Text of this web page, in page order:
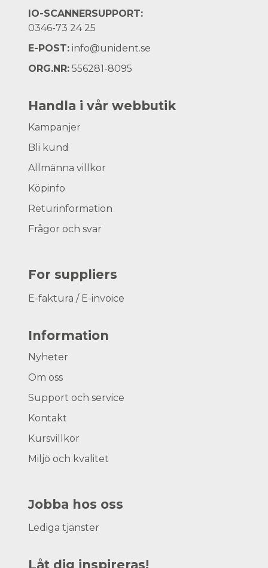
IO-SCANNERSUPPORT:
0346-73 24 25
E-POST: info@unident.se
ORG.NR: 556281-8095
Handla i vår webbutik
Kampanjer
Bli kund
Allmänna villkor
Köpinfo
Returinformation
Frågor och svar
For suppliers
E-faktura / E-invoice
Information
Nyheter
Om oss
Support och service
Kontakt
Kursvillkor
Miljö och kvalitet
Jobba hos oss
Lediga tjänster
Låt dig inspireras!